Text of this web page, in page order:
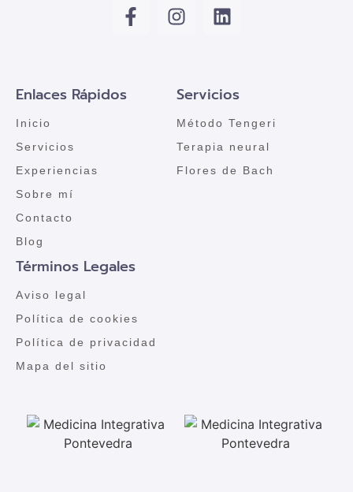
Enlaces Rápidos
Inicio
Servicios
Experiencias
Sobre mí
Contacto
Blog
Servicios
Método Tengeri
Terapia neural
Flores de Bach
Términos Legales
Aviso legal
Política de cookies
Política de privacidad
Mapa del sitio